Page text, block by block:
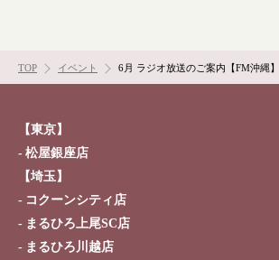
TOP イベント 6月 ラジオ放送のご案内【FM沖縄】
【東京】
松屋銀座店
【埼玉】
コクーンシティ店
まるひろ上尾SC店
まるひろ川越店